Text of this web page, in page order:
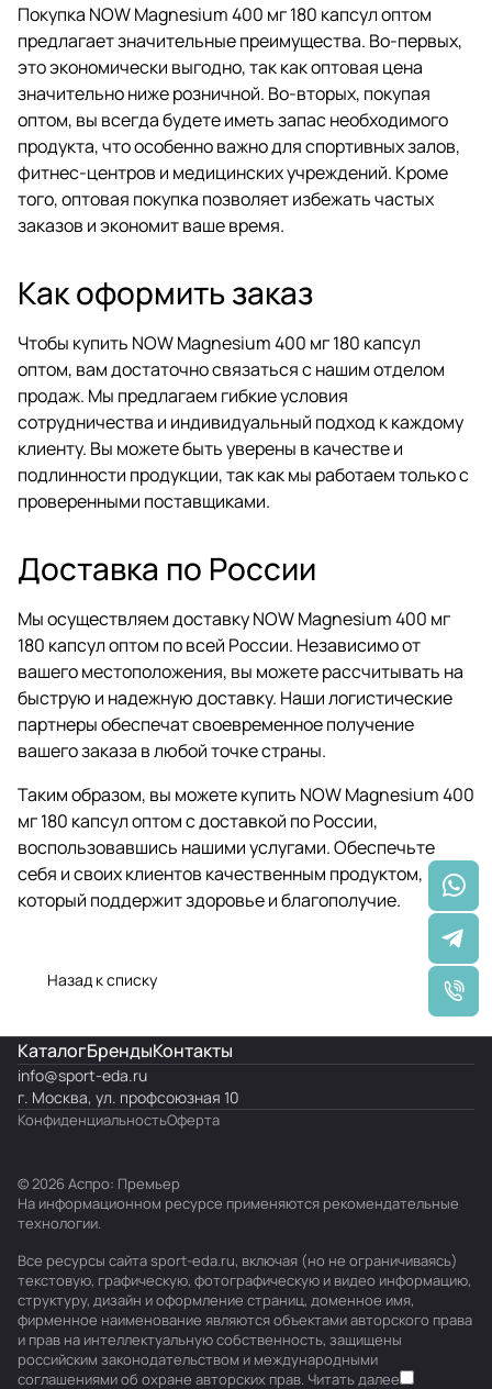
Покупка NOW Magnesium 400 мг 180 капсул оптом
предлагает значительные преимущества. Во-первых,
это экономически выгодно, так как оптовая цена
значительно ниже розничной. Во-вторых, покупая
оптом, вы всегда будете иметь запас необходимого
продукта, что особенно важно для спортивных залов,
фитнес-центров и медицинских учреждений. Кроме
того, оптовая покупка позволяет избежать частых
заказов и экономит ваше время.
Как оформить заказ
Чтобы купить NOW Magnesium 400 мг 180 капсул
оптом, вам достаточно связаться с нашим отделом
продаж. Мы предлагаем гибкие условия
сотрудничества и индивидуальный подход к каждому
клиенту. Вы можете быть уверены в качестве и
подлинности продукции, так как мы работаем только с
проверенными поставщиками.
Доставка по России
Мы осуществляем доставку NOW Magnesium 400 мг
180 капсул оптом по всей России. Независимо от
вашего местоположения, вы можете рассчитывать на
быструю и надежную доставку. Наши логистические
партнеры обеспечат своевременное получение
вашего заказа в любой точке страны.
Таким образом, вы можете купить NOW Magnesium 400
мг 180 капсул оптом с доставкой по России,
воспользовавшись нашими услугами. Обеспечьте
себя и своих клиентов качественным продуктом,
который поддержит здоровье и благополучие.
Назад к списку
КаталогБрендыКонтакты
info@sport-eda.ru
г. Москва, ул. профсоюзная 10
КонфиденциальностьОферта
© 2026 Аспро: Премьер
На информационном ресурсе применяются рекомендательные
технологии.
Все ресурсы сайта sport-eda.ru, включая (но не ограничиваясь)
текстовую, графическую, фотографическую и видео информацию,
структуру, дизайн и оформление страниц, доменное имя,
фирменное наименование являются объектами авторского права
и прав на интеллектуальную собственность, защищены
российским законодательством и международными
соглашениями об охране авторских прав. Читать далее